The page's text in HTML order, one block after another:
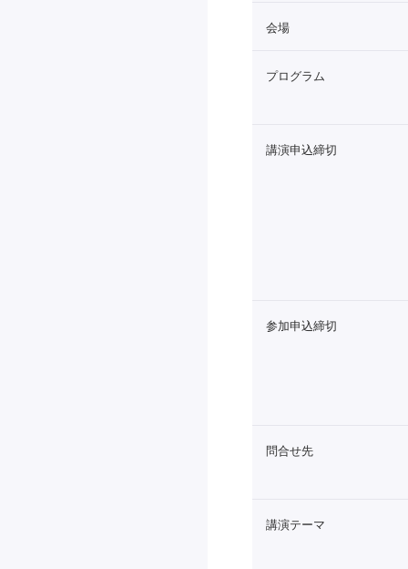
会場
プログラム
講演申込締切
参加申込締切
問合せ先
講演テーマ